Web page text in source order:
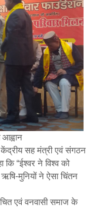
केंद्रीय सह मंत्री एवं संगठन
कि “ईश्वर ने विश्व को
ऋषि-मुनियों ने ऐसा चिंतन
एवं वनवासी समाज के